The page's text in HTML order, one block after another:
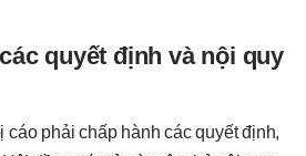
quyết định và nội quy
cáo phải chấp hành các quyết định,